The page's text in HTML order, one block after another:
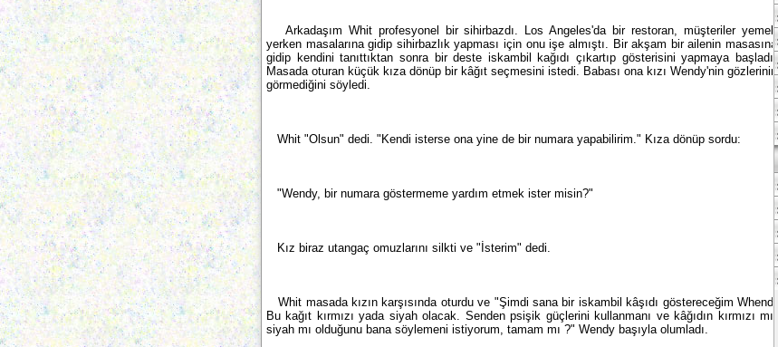
Arkadaşım Whit profesyonel bir sihirbazdı. Los Angeles'da bir restoran, müşteriler yemek
yerken masalarına gidip sihirbazlık yapması için onu işe almıştı. Bir akşam bir ailenin masasına
gidip kendini tanıttıktan sonra bir deste iskambil kağıdı çıkartıp gösterisini yapmaya başladı.
Masada oturan küçük kıza dönüp bir kâğıt seçmesini istedi. Babası ona kızı Wendy'nin gözlerinin
görmediğini söyledi.
Whit "Olsun" dedi. "Kendi isterse ona yine de bir numara yapabilirim." Kıza dönüp sordu:
"Wendy, bir numara göstermeme yardım etmek ister misin?"
Kız biraz utangaç omuzlarını silkti ve "İsterim" dedi.
Whit masada kızın karşısında oturdu ve "Şimdi sana bir iskambil kâşıdı göstereceğim Whend.
Bu kağıt kırmızı yada siyah olacak. Senden psişik güçlerini kullanmanı ve kâğıdın kırmızı mı,
siyah mı olduğunu bana söylemeni istiyorum, tamam mı ?" Wendy başıyla olumladı.